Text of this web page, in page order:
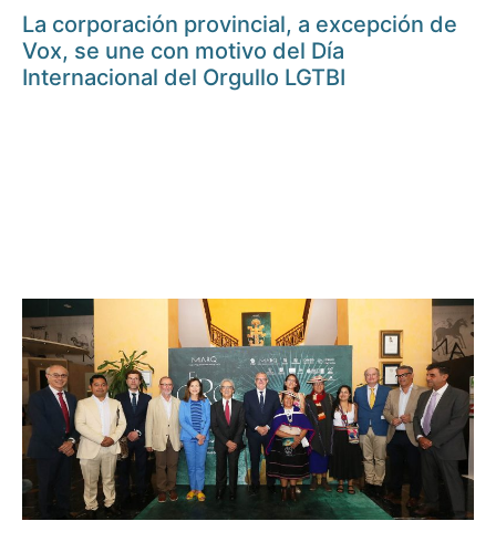
La corporación provincial, a excepción de
Vox, se une con motivo del Día
Internacional del Orgullo LGTBI